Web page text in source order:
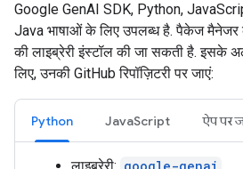
Google GenAI SDK, Python,
Java भाषाओं के लिए उपलब्ध है. पैकेज मैनेजर
की लाइब्रेरी इंस्टॉल की जा सकती है. इसके
लिए, उनकी GitHub रिपॉज़िटरी पर जाएं:
Python JavaScript ऐप पर